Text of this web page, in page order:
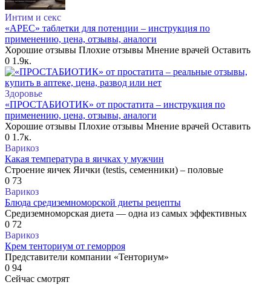
Интим и секс
«АРЕС» таблетки для потенции – инструкция по
применению, цена, отзывы, аналоги
Хорошие отзывы Плохие отзывы Мнение врачей Оставить
0 1.9к.
Здоровье
«ПРОСТАБИОТИК» от простатита – инструкция по
применению, цена, отзывы, аналоги
Хорошие отзывы Плохие отзывы Мнение врачей Оставить
0 1.7к.
Варикоз
Какая температура в яичках у мужчин
Строение яичек Яички (testis, семенники) – половые
0 73
Варикоз
Блюда средиземноморской диеты рецепты
Средиземноморская диета — одна из самых эффективных
0 72
Варикоз
Крем тенториум от геморроя
Представители компании «Тенториум»
0 94
Сейчас смотрят